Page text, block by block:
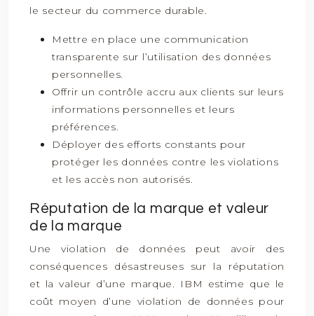
le secteur du commerce durable.
Mettre en place une communication
transparente sur l’utilisation des données
personnelles.
Offrir un contrôle accru aux clients sur leurs
informations personnelles et leurs
préférences.
Déployer des efforts constants pour
protéger les données contre les violations
et les accès non autorisés.
Réputation de la marque et valeur
de la marque
Une violation de données peut avoir des
conséquences désastreuses sur la réputation
et la valeur d’une marque. IBM estime que le
coût moyen d’une violation de données pour